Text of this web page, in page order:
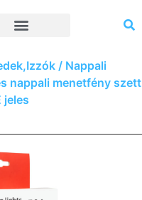
/ Nappali
nappali menetfény szett
jeles